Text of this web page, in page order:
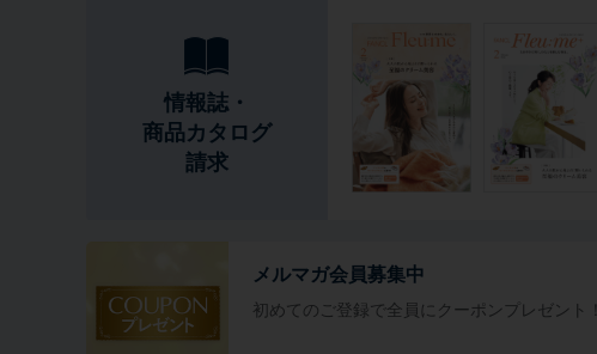
情報誌・
商品カタログ
請求
メルマガ会員募集中
初めてのご登録で全員に クーポンプレゼント！